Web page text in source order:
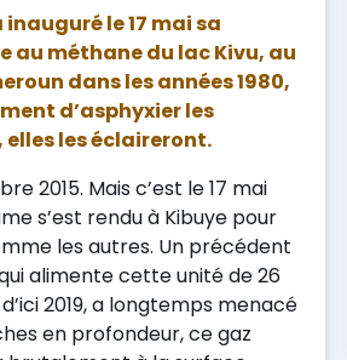
le 17 mai sa
méthane du lac Kivu, au
dans les années 1980,
d’asphyxier les
les éclaireront.
2015. Mais c’est le 17 mai
s’est rendu à Kibuye pour
les autres. Un précédent
alimente cette unité de 26
2019, a longtemps menacé
en profondeur, ce gaz